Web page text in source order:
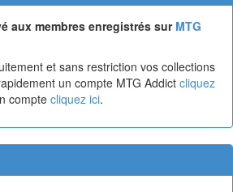
aux membres enregistrés sur MTG
et sans restriction vos collections
un compte MTG Addict cliquez
compte cliquez ici.